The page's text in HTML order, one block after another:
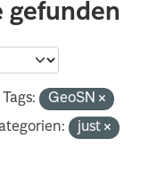
gefunden
Tags:
GeoSN
just